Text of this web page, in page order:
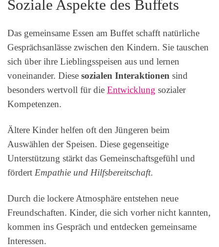
Soziale Aspekte des Buffets
Das gemeinsame Essen am Buffet schafft natürliche
Gesprächsanlässe zwischen den Kindern. Sie tauschen
sich über ihre Lieblingsspeisen aus und lernen
voneinander. Diese sozialen Interaktionen sind
besonders wertvoll für die Entwicklung sozialer
Kompetenzen.
Ältere Kinder helfen oft den Jüngeren beim
Auswählen der Speisen. Diese gegenseitige
Unterstützung stärkt das Gemeinschaftsgefühl und
fördert Empathie und Hilfsbereitschaft.
Durch die lockere Atmosphäre entstehen neue
Freundschaften. Kinder, die sich vorher nicht kannten,
kommen ins Gespräch und entdecken gemeinsame
Interessen.